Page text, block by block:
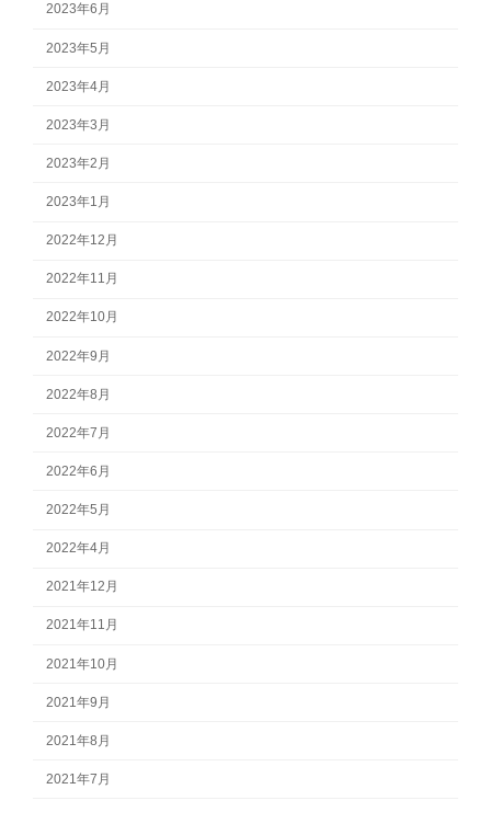
2023年6月
2023年5月
2023年4月
2023年3月
2023年2月
2023年1月
2022年12月
2022年11月
2022年10月
2022年9月
2022年8月
2022年7月
2022年6月
2022年5月
2022年4月
2021年12月
2021年11月
2021年10月
2021年9月
2021年8月
2021年7月